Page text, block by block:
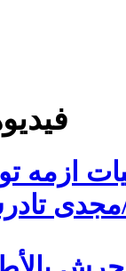
ازمه
25 ديسمبر